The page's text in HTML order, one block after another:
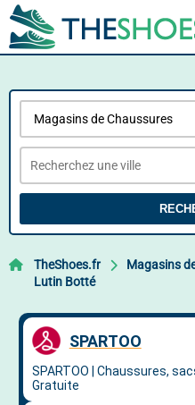
TheShoes.fr Magasins
Lutin Botté